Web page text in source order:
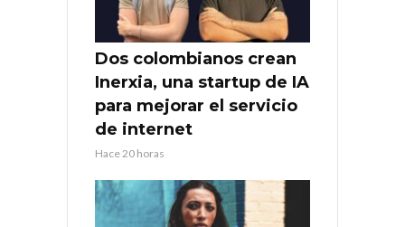
Dos colombianos crean
Inerxia, una startup de IA
para mejorar el servicio
de internet
Hace 20 horas